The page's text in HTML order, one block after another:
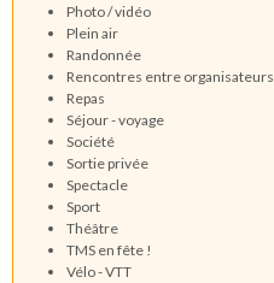
Photo / vidéo
Plein air
Randonnée
Rencontres entre organisateurs
Repas
Séjour - voyage
Société
Sortie privée
Spectacle
Sport
Théâtre
TMS en fête !
Vélo - VTT